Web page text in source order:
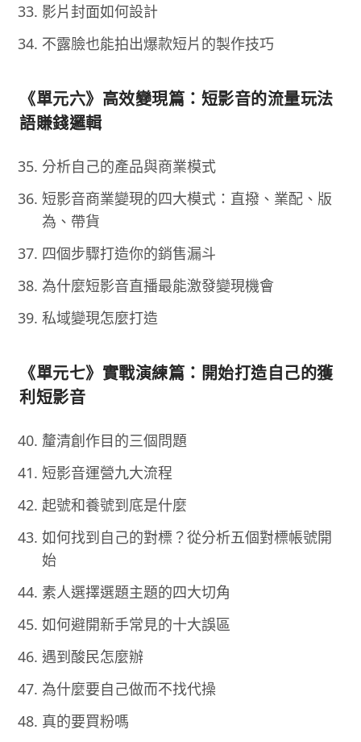
影片封面如何設計
不露臉也能拍出爆款短片的製作技巧
《單元六》高效變現篇：短影音的流量玩法
語賺錢邏輯
分析自己的產品與商業模式
短影音商業變現的四大模式：直撥、業配、版
為、帶貨
四個步驟打造你的銷售漏斗
為什麼短影音直播最能激發變現機會
私域變現怎麼打造
《單元七》實戰演練篇：開始打造自己的獲
利短影音
釐清創作目的三個問題
短影音運營九大流程
起號和養號到底是什麼
如何找到自己的對標？從分析五個對標帳號開
始
素人選擇選題主題的四大切角
如何避開新手常見的十大誤區
遇到酸民怎麼辦
為什麼要自己做而不找代操
真的要買粉嗎